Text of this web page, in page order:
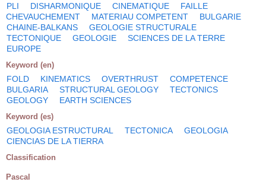
PLI DISHARMONIQUE CINEMATIQUE
FAILLE
CHEVAUCHEMENT
MATERIAU COMPETENT
BULGARIE
CHAINE-BALKANS
GEOLOGIE STRUCTURALE
TECTONIQUE
GEOLOGIE
SCIENCES DE LA TERRE
EUROPE
Keyword (en)
FOLD KINEMATICS OVERTHRUST
COMPETENCE
BULGARIA
STRUCTURAL GEOLOGY
TECTONICS
GEOLOGY
EARTH SCIENCES
Keyword (es)
GEOLOGIA ESTRUCTURAL TECTONICA
GEOLOGIA
CIENCIAS DE LA TIERRA
Classification
Pascal